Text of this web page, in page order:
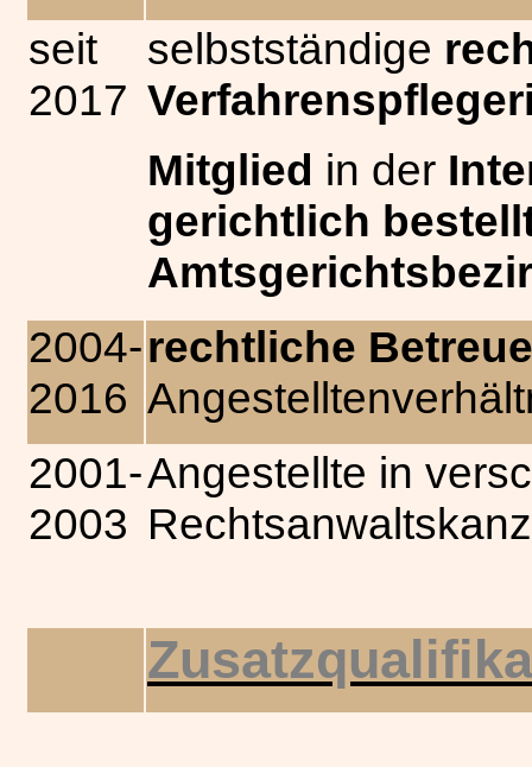
seit
2017
selbstständige
Mitglied in der
gerichtlich
2004-
2016
rechtliche
2001-
2003
Angestellte in